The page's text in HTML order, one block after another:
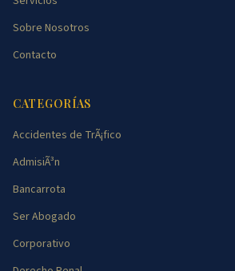
Sobre Nosotros
Contacto
CATEGORÍAS
Accidentes de TrÃ¡fico
AdmisiÃ³n
Bancarrota
Ser Abogado
Corporativo